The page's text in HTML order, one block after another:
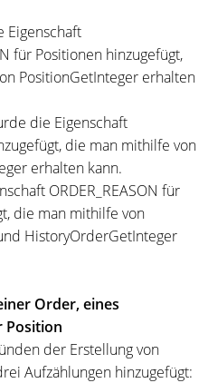
Eigenschaft
für Positionen hinzugefügt,
PositionGetInteger erhalten
die Eigenschaft
die man mithilfe von
erhalten kann.
ORDER_REASON für
die man mithilfe von
HistoryOrderGetInteger
Order, eines
Position
der Erstellung von
Aufzählungen hinzugefügt: